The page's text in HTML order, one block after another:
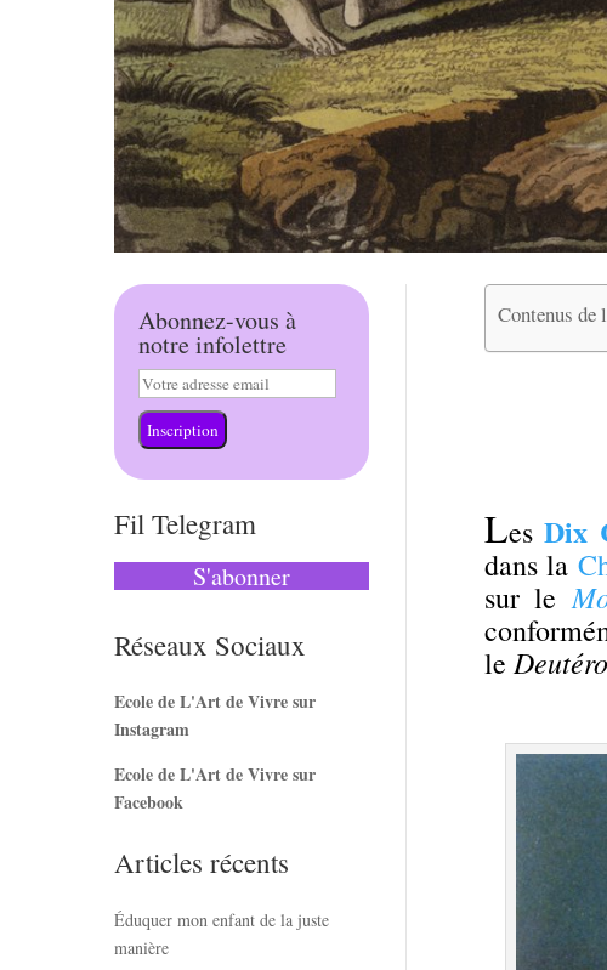
Abonnez-vous à
notre infolettre
Inscription
Fil Telegram
S'abonner
Réseaux Sociaux
Ecole de L'Art de Vivre sur
Instagram
Ecole de L'Art de Vivre sur
Facebook
Articles récents
Éduquer mon enfant de la juste
manière
Contenus de
LesDix
dans la
sur le
le